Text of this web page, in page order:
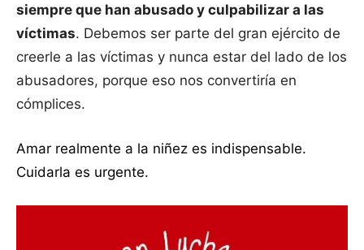
siempre que han abusado y culpabilizar a las
víctimas. Debemos ser parte del gran ejército de
creerle a las víctimas y nunca estar del lado de los
abusadores, porque eso nos convertiría en
cómplices.
Amar realmente a la niñez es indispensable.
Cuidarla es urgente.